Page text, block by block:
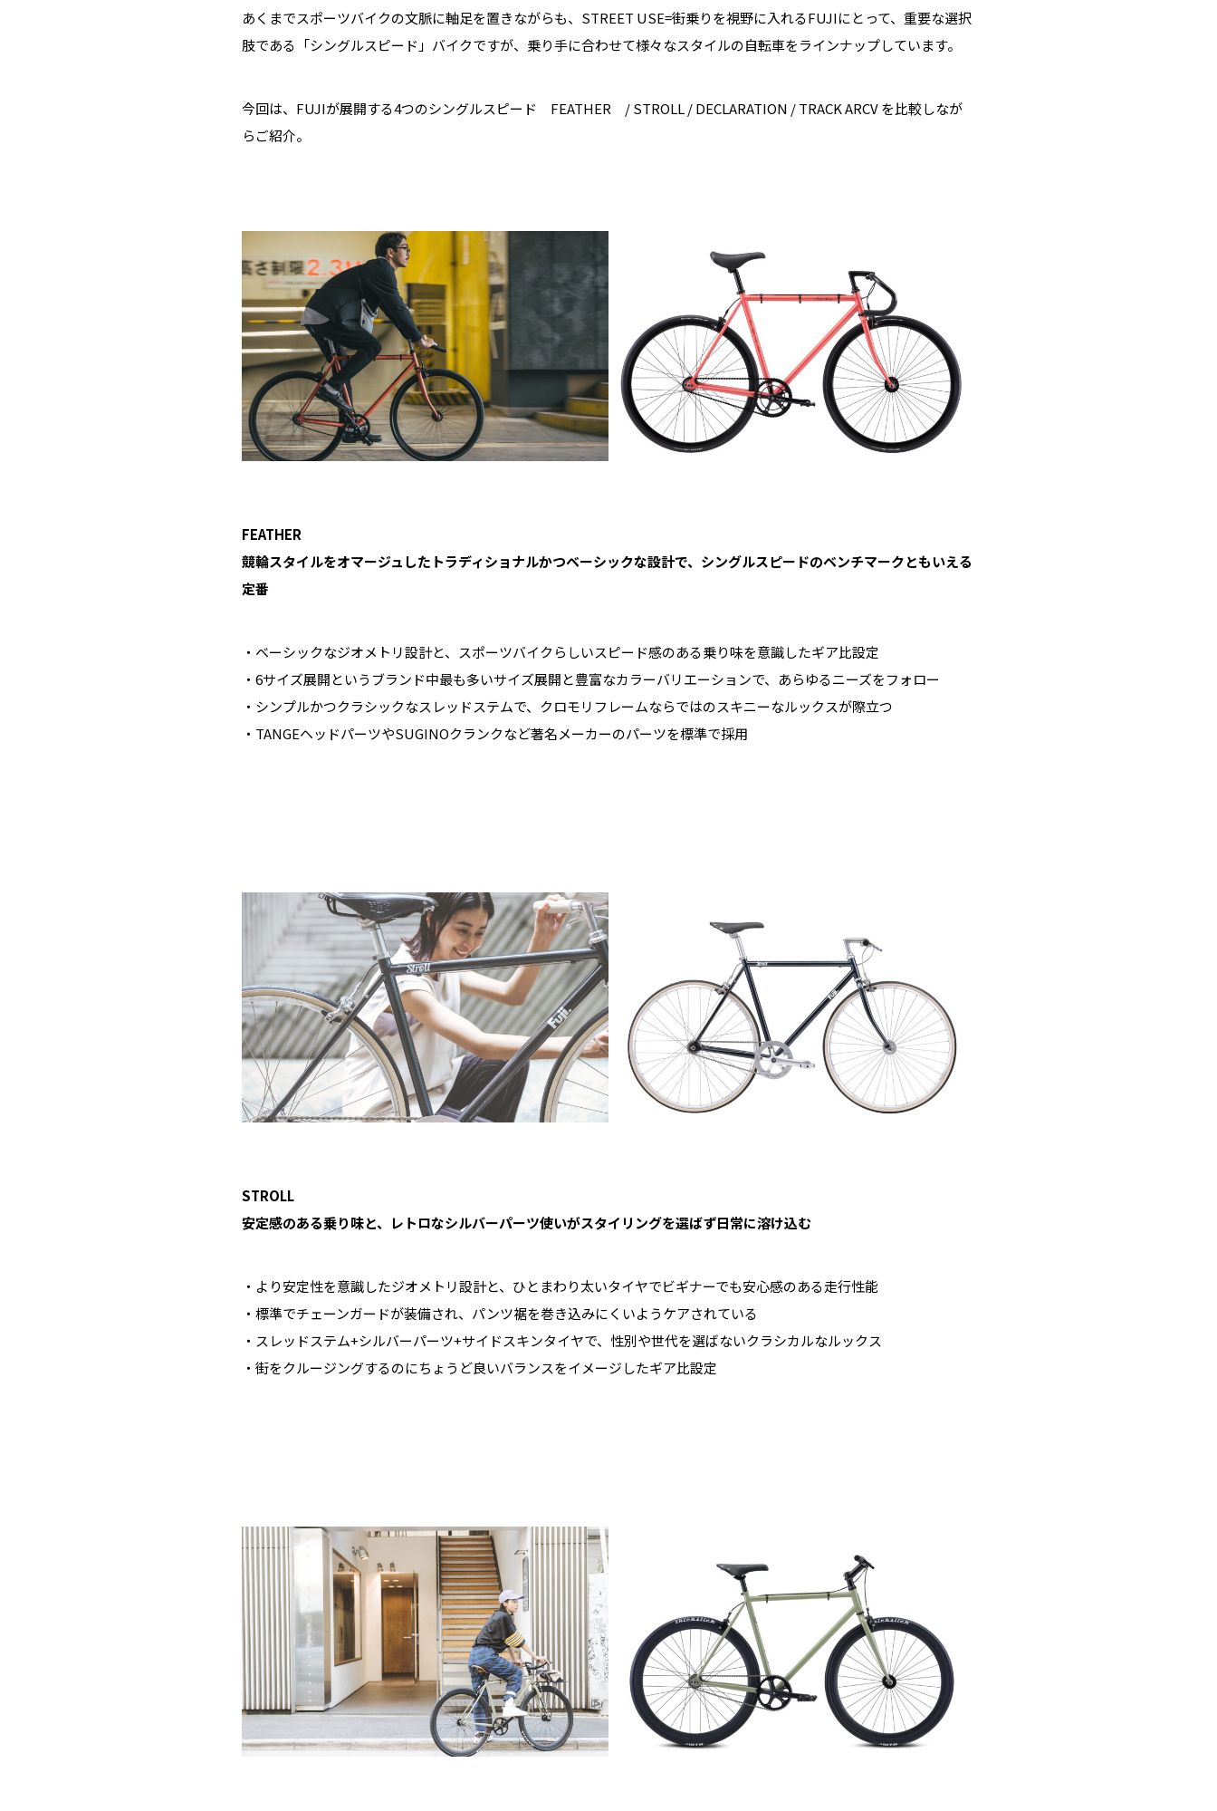
あくまでスポーツバイクの文脈に軸足を置きながらも、STREET USE=街乗りを視野に入れるFUJIにとって、重要な選択
肢である「シングルスピード」バイクですが、乗り手に合わせて様々なスタイルの自転車をラインナップしています。
今回は、FUJIが展開する4つのシングルスピード FEATHER / STROLL / DECLARATION / TRACK ARCV を比較しなが
らご紹介。
FEATHER
競輪スタイルをオマージュしたトラディショナルかつベーシックな設計で、シングルスピードのベンチマークともいえる
定番
・ベーシックなジオメトリ設計と、スポーツバイクらしいスピード感のある乗り味を意識したギア比設定
・6サイズ展開というブランド中最も多いサイズ展開と豊富なカラーバリエーションで、あらゆるニーズをフォロー
・シンプルかつクラシックなスレッドステムで、クロモリフレームならではのスキニーなルックスが際立つ
・TANGEヘッドパーツやSUGINOクランクなど著名メーカーのパーツを標準で採用
STROLL
安定感のある乗り味と、レトロなシルバーパーツ使いがスタイリングを選ばず日常に溶け込む
・より安定性を意識したジオメトリ設計と、ひとまわり太いタイヤでビギナーでも安心感のある走行性能
・標準でチェーンガードが装備され、パンツ裾を巻き込みにくいようケアされている
・スレッドステム+シルバーパーツ+サイドスキンタイヤで、性別や世代を選ばないクラシカルなルックス
・街をクルージングするのにちょうど良いバランスをイメージしたギア比設定